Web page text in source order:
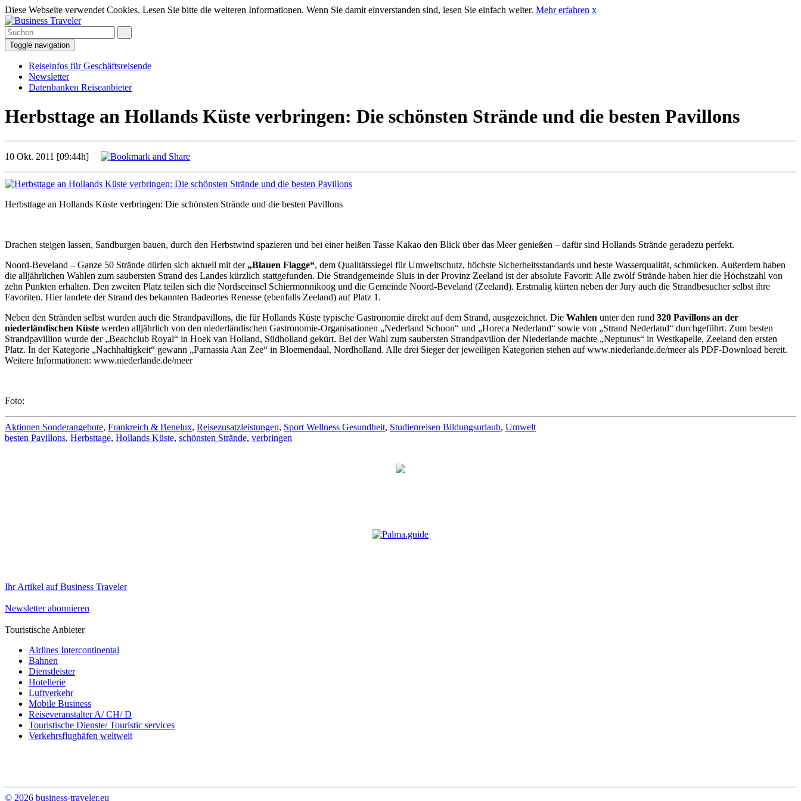
Diese Webseite verwendet Cookies. Lesen Sie bitte die weiteren Informationen. Wenn Sie damit einverstanden sind, lesen Sie einfach weiter. Mehr erfahren x
Toggle navigation
Reiseinfos für Geschäftsreisende
Newsletter
Datenbanken Reiseanbieter
Herbsttage an Hollands Küste verbringen: Die schönsten Strände und die besten Pavillons
10 Okt. 2011 [09:44h]
Herbsttage an Hollands Küste verbringen: Die schönsten Strände und die besten Pavillons
Drachen steigen lassen, Sandburgen bauen, durch den Herbstwind spazieren und bei einer heißen Tasse Kakao den Blick über das Meer genießen – dafür sind Hollands Strände geradezu perfekt.
Noord-Beveland – Ganze 50 Strände dürfen sich aktuell mit der „Blauen Flagge“, dem Qualitätssiegel für Umweltschutz, höchste Sicherheitsstandards und beste Wasserqualität, schmücken. Außerdem haben
die alljährlichen Wahlen zum saubersten Strand des Landes kürzlich stattgefunden. Die Strandgemeinde Sluis in der Provinz Zeeland ist der absolute Favorit: Alle zwölf Strände haben hier die Höchstzahl von
zehn Punkten erhalten. Den zweiten Platz teilen sich die Nordseeinsel Schiermonnikoog und die Gemeinde Noord-Beveland (Zeeland). Erstmalig kürten neben der Jury auch die Strandbesucher selbst ihre
Favoriten. Hier landete der Strand des bekannten Badeortes Renesse (ebenfalls Zeeland) auf Platz 1.
Neben den Stränden selbst wurden auch die Strandpavillons, die für Hollands Küste typische Gastronomie direkt auf dem Strand, ausgezeichnet. Die Wahlen unter den rund 320 Pavillons an der
niederländischen Küste werden alljährlich von den niederländischen Gastronomie-Organisationen „Nederland Schoon“ und „Horeca Nederland“ sowie von „Strand Nederland“ durchgeführt. Zum besten
Strandpavillion wurde der „Beachclub Royal“ in Hoek van Holland, Südholland gekürt. Bei der Wahl zum saubersten Strandpavillon der Niederlande machte „Neptunus“ in Westkapelle, Zeeland den ersten
Platz. In der Kategorie „Nachhaltigkeit“ gewann „Parnassia Aan Zee“ in Bloemendaal, Nordholland. Alle drei Sieger der jeweiligen Kategorien stehen auf www.niederlande.de/meer als PDF-Download bereit.
Weitere Informationen: www.niederlande.de/meer
Foto:
Aktionen Sonderangebote, Frankreich & Benelux, Reisezusatzleistungen, Sport Wellness Gesundheit, Studienreisen Bildungsurlaub, Umwelt
besten Pavillons, Herbsttage, Hollands Küste, schönsten Strände, verbringen
Ihr Artikel auf Business Traveler
Newsletter abonnieren
Touristische Anbieter
Airlines Intercontinental
Bahnen
Dienstleister
Hotellerie
Luftverkehr
Mobile Business
Reiseveranstalter A/ CH/ D
Touristische Dienste/ Touristic services
Verkehrsflughäfen weltweit
© 2026 business-traveler.eu